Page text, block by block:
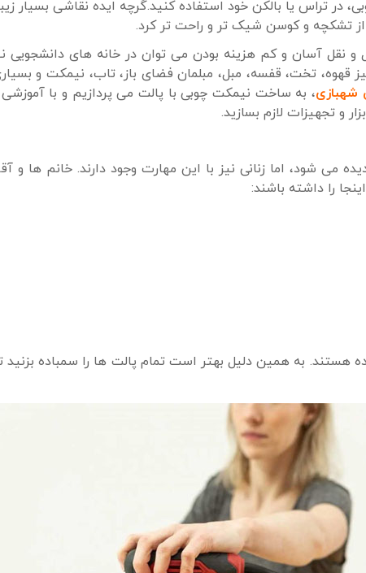
در تراس یا بالکن خود استفاده کنید.گرچه ایده نقاشی بسیار
تشکچه و کوسن شیک تر و راحت تر کرد.
نقل آسان و کم هزینه بودن می توان در خانه های دانشجویی
قهوه، تخت، قفسه، مبل، مبلمان فضای باز، تاب، نیمکت و
شهبازی، به ساخت نیمکت چوبی با پالت می پردازیم و با
و تجهیزات لازم بسازید.
می شود، اما زنانی نیز با این مهارت وجود دارند. خانم ها و
را داشته باشند:
هستند. به همین دلیل بهتر است تمام پالت ها را سمباده بزنید